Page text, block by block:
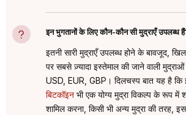
इन भुगतानों के लिए कौन-कौन सी मुद्राएँ उपलब्ध
इतनी सारी मुद्राएँ उपलब्ध होने के बावजूद,
पर सबसे ज़्यादा इस्तेमाल की जाने वाली
USD, EUR, GBP। दिलचस्प बात यह है कि
बिटकॉइनभी एक योग्य मुद्रा विकल्प के रूप में
शामिल करना, किसी भी अन्य मुद्रा की तरह,